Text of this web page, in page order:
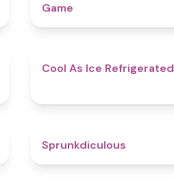
Game
Cool As Ice Refrigerated
Sprunkdiculous